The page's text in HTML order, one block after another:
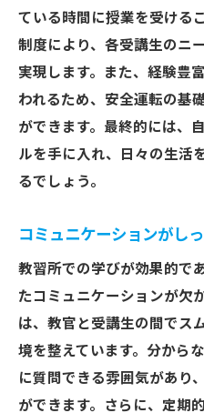
ている時間に授業を受ける
制度により、各受講生のニ
実現します。また、経験豊
われるため、安全運転の基
ができます。最終的には、
ルを手に入れ、日々の生活
るでしょう。
コミュニケーションがし
教習所での学びが効果的で
たコミュニケーションが欠
は、教官と受講生の間でス
境を整えています。分から
に質問できる雰囲気があり
ができます。さらに、定期